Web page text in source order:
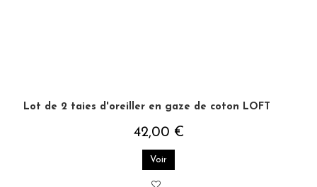
Lot de 2 taies d'oreiller en gaze de coton LOFT
42,00 €
Voir